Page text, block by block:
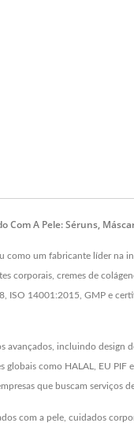
A Pele: Séruns,
um fabricante líder
corporais, cremes de
14001:2015, GMP e
incluindo
globais como HALAL, EU
que buscam serviços
com a pele, cuidados